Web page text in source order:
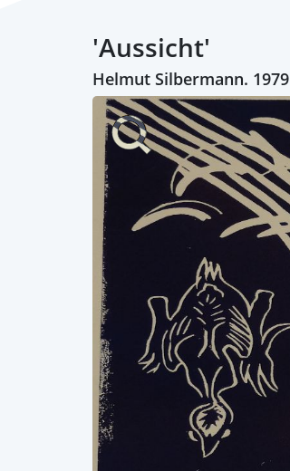
'Aussicht'
Helmut Silbermann. 1979